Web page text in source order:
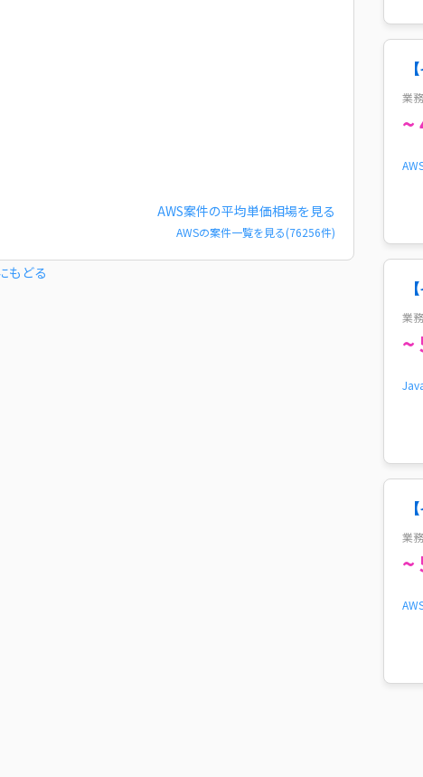
AWS案件の平均単価相場を見る
AWSの案件一覧を見る(76256件)
もどる
業
~
業
~
件
業
~